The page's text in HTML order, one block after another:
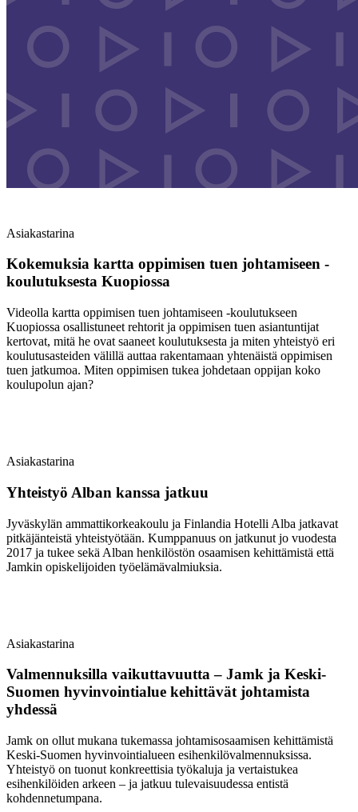
Asiakastarina
Kokemuksia kartta oppimisen tuen johtamiseen -
koulutuksesta Kuopiossa
Videolla kartta oppimisen tuen johtamiseen -koulutukseen
Kuopiossa osallistuneet rehtorit ja oppimisen tuen asiantuntijat
kertovat, mitä he ovat saaneet koulutuksesta ja miten yhteistyö eri
koulutusasteiden välillä auttaa rakentamaan yhtenäistä oppimisen
tuen jatkumoa. Miten oppimisen tukea johdetaan oppijan koko
koulupolun ajan?
Asiakastarina
Yhteistyö Alban kanssa jatkuu
Jyväskylän ammattikorkeakoulu ja Finlandia Hotelli Alba jatkavat
pitkäjänteistä yhteistyötään. Kumppanuus on jatkunut jo vuodesta
2017 ja tukee sekä Alban henkilöstön osaamisen kehittämistä että
Jamkin opiskelijoiden työelämävalmiuksia.
Asiakastarina
Valmennuksilla vaikuttavuutta – Jamk ja Keski-
Suomen hyvinvointialue kehittävät johtamista
yhdessä
Jamk on ollut mukana tukemassa johtamisosaamisen kehittämistä
Keski-Suomen hyvinvointialueen esihenkilövalmennuksissa.
Yhteistyö on tuonut konkreettisia työkaluja ja vertaistukea
esihenkilöiden arkeen – ja jatkuu tulevaisuudessa entistä
kohdennetumpana.